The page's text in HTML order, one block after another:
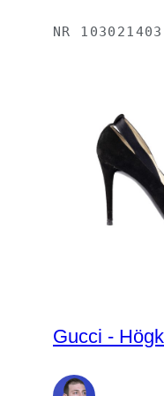
NR 103021403
Gucci -